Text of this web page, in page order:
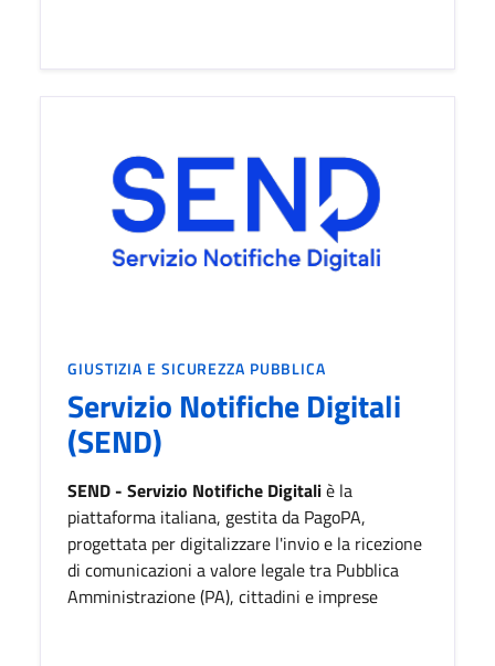
CATEGORIA:
GIUSTIZIA E SICUREZZA PUBBLICA
Servizio Notifiche Digitali
(SEND)
SEND - Servizio Notifiche Digitaliè la
piattaforma italiana, gestita da PagoPA,
progettata per digitalizzare l'invio e la ricezione
di comunicazioni a valore legale tra Pubblica
Amministrazione (PA), cittadini e imprese